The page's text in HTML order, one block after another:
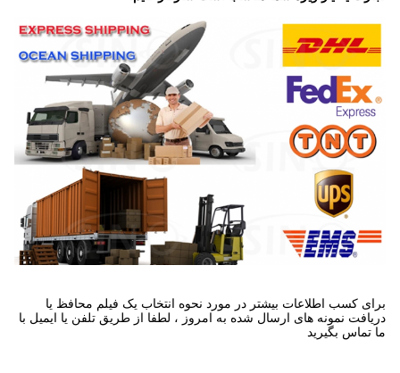
برای کسب اطلاعات بیشتر در مورد نحوه انتخاب یک فیلم محافظ یا
دریافت نمونه های ارسال شده به امروز ، لطفا از طریق تلفن یا ایمیل با
ما تماس بگیرید